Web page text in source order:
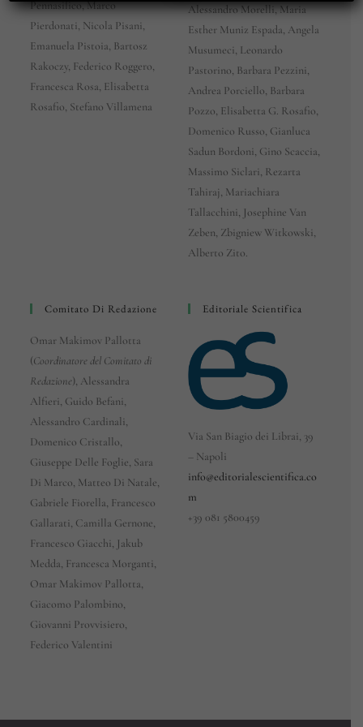
Pennasilico, Marco
Pierdonati, Nicola Pisani,
Emanuela Pistoia, Bartosz
Rakoczy, Federico Roggero,
Francesca Rosa, Elisabetta
Rosafio, Stefano Villamena
Alessandro Morelli, Maria
Esther Muniz Espada, Angela
Musumeci, Leonardo
Pastorino, Barbara Pezzini,
Andrea Porciello, Barbara
Pozzo, Elisabetta G. Rosafio,
Domenico Russo, Gianluca
Sadun Bordoni, Gino Scaccia,
Massimo Siclari, Rezarta
Tahiraj, Mariachiara
Tallacchini, Josephine Van
Zeben, Zbigniew Witkowski,
Alberto Zito.
Comitato Di Redazione
Omar Makimov Pallotta
(Coordinatore del Comitato di
Redazione), Alessandra
Alfieri, Guido Befani,
Alessandro Cardinali,
Domenico Cristallo,
Giuseppe Delle Foglie, Sara
Di Marco, Matteo Di Natale,
Gabriele Fiorella, Francesco
Gallarati, Camilla Gernone,
Francesco Giacchi, Jakub
Medda, Francesca Morganti,
Omar Makimov Pallotta,
Giacomo Palombino,
Giovanni Provvisiero,
Federico Valentini
Editoriale Scientifica
Via San Biagio dei Librai, 39
– Napoli
info@editorialescientifica.co
m
+39 081 5800459